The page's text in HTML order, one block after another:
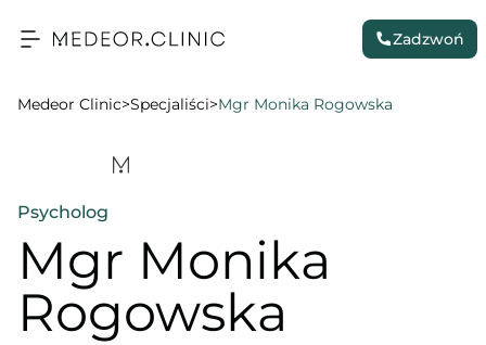
Zadzwoń
Medeor Clinic>Specjaliści>Mgr Monika Rogowska
Psycholog
Mgr Monika
Rogowska